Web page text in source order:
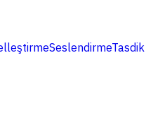
SeslendirmeTasdik